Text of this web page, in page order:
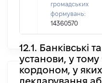
громадських
формувань:
14360570
12.1. Банківські
установи, у тому
кордоном, у
декларування